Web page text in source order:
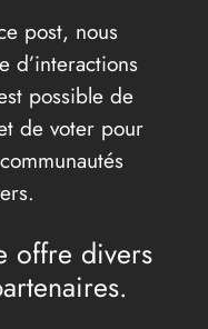
post, nous
d’interactions
possible de
de voter pour
offre divers